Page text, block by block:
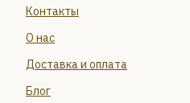
Контакты
О нас
Доставка и оплата
Блог